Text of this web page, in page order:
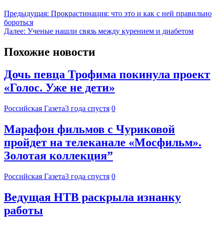
Предыдущая: Прокрастинация: что это и как с ней правильно
бороться
Далее: Ученые нашли связь между курением и диабетом
Похожие новости
Дочь певца Трофима покинула проект
«Голос. Уже не дети»
Российская Газета3 года спустя 0
Марафон фильмов с Чуриковой
пройдет на телеканале «Мосфильм».
Золотая коллекция”
Российская Газета3 года спустя 0
Ведущая НТВ раскрыла изнанку
работы